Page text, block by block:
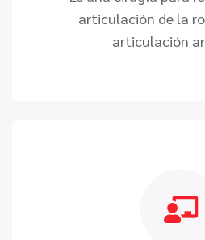
articulación de la
articulación